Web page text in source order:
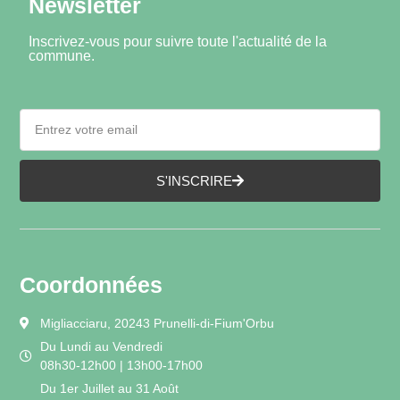
Newsletter
Inscrivez-vous pour suivre toute l'actualité de la
commune.
S'INSCRIRE
Coordonnées
Migliacciaru, 20243 Prunelli-di-Fium'Orbu
Du Lundi au Vendredi
08h30-12h00 | 13h00-17h00
Du 1er Juillet au 31 Août